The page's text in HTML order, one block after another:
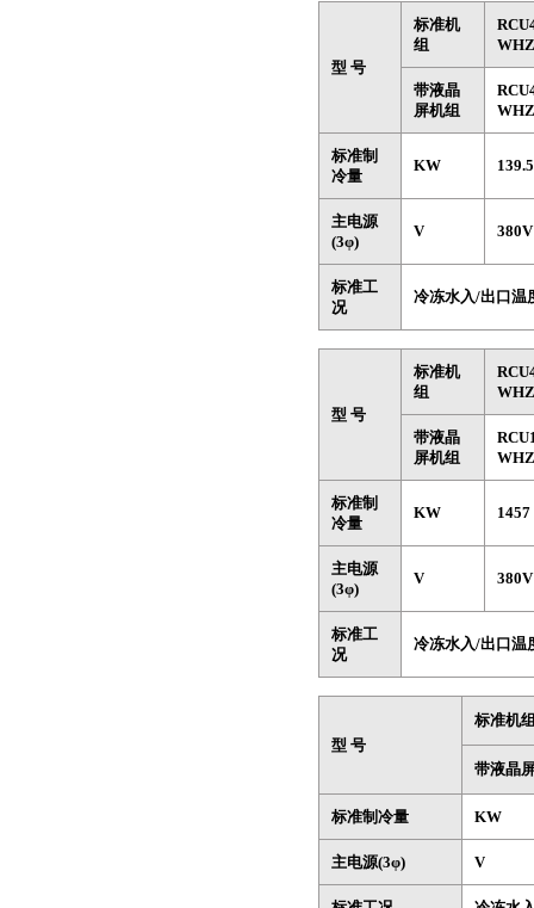
型 号
标准机
组
WHZ
带液晶
屏机组
标准制
冷量
KW 139.5
主电源
(3φ)
V
标准工
况
冷冻水入/出
型 号
标准机
组
WHZ
带液晶
屏机组
标准制
冷量
KW 1457
主电源
(3φ)
V
标准工
况
冷冻水入/出
型 号
标准机
带液晶
标准制冷量 KW
主电源(3φ) V